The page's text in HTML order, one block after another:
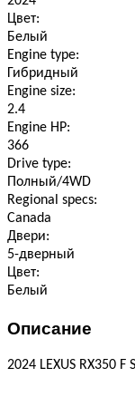
Цвет:
Белый
Engine type:
Гибридный
Engine size:
2.4
Engine HP:
366
Drive type:
Полный/4WD
Regional specs:
Canada
Двери:
5-дверный
Цвет:
Белый
Описание
2024 LEXUS RX350 F